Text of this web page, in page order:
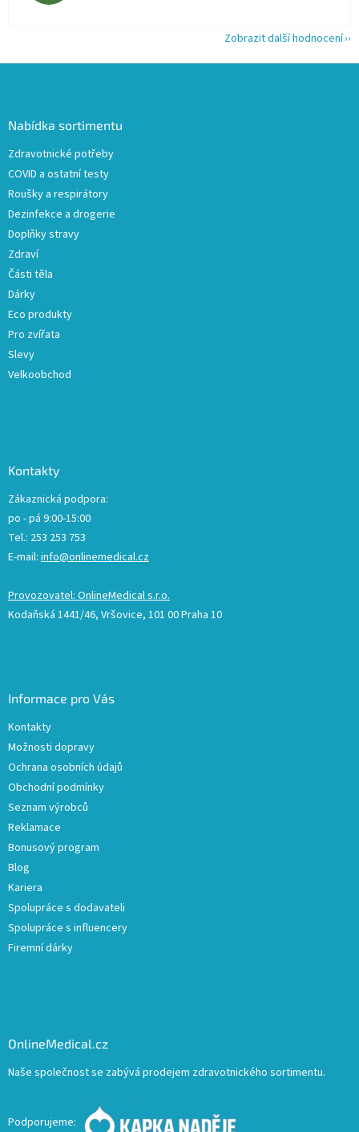
Zobrazit další hodnocení
Nabídka sortimentu
Zdravotnické potřeby
COVID a ostatní testy
Roušky a respirátory
Dezinfekce a drogerie
Doplňky stravy
Zdraví
Části těla
Dárky
Eco produkty
Pro zvířata
Slevy
Velkoobchod
Kontakty
Zákaznická podpora:
po - pá 9:00-15:00
Tel.: 253 253 753
E-mail: info@onlinemedical.cz
Provozovatel: OnlineMedical s.r.o.
Kodaňská 1441/46, Vršovice, 101 00 Praha 10
Informace pro Vás
Kontakty
Možnosti dopravy
Ochrana osobních údajů
Obchodní podmínky
Seznam výrobců
Reklamace
Bonusový program
Blog
Kariera
Spolupráce s dodavateli
Spolupráce s influencery
Firemní dárky
OnlineMedical.cz
Naše společnost se zabývá prodejem zdravotnického sortimentu.
Podporujeme: